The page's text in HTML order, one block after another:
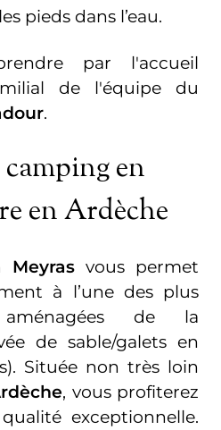
pieds dans l’eau.
par l'accueil
de l'équipe du
.
en
en Ardèche
Meyras vous permet
à l’une des plus
de la
de sable/galets en
Située non très loin
, vous profiterez
exceptionnelle.